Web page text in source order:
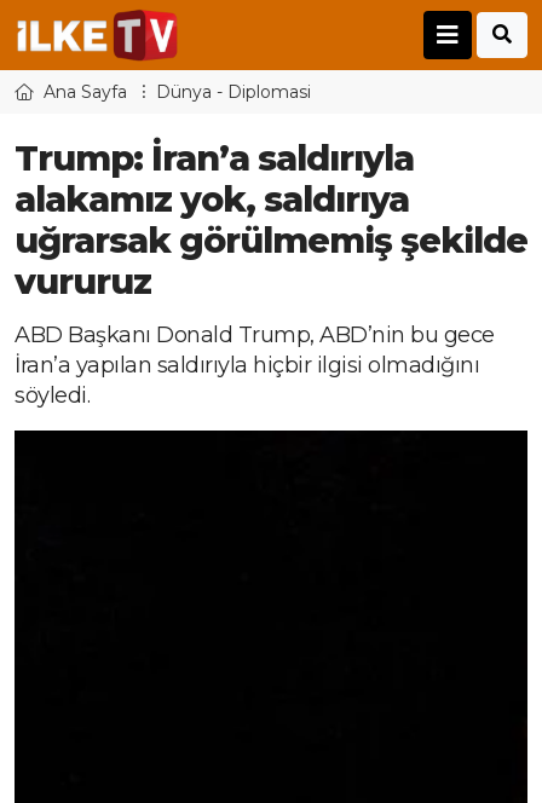
Ana Sayfa Dünya - Diplomasi
Trump: İran’a saldırıyla
alakamız yok, saldırıya
uğrarsak görülmemiş şekilde
vururuz
ABD Başkanı Donald Trump, ABD’nin bu gece
İran’a yapılan saldırıyla hiçbir ilgisi olmadığını
söyledi.